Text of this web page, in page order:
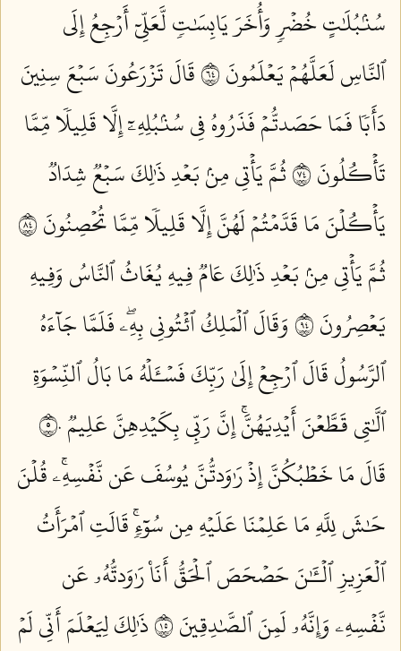
سُنۢبُلَٰتٍ خُضۡرٖ وَأُخَرَ يَابِسَٰتٖ لَّعَلِّيٓ أَرۡجِعُ إِلَى
ٱلنَّاسِ لَعَلَّهُمۡ يَعۡلَمُونَ ٤٦
قَالَ تَزۡرَعُونَ سَبۡعَ سِنِينَ
دَأَبٗا فَمَا حَصَدتُّمۡ فَذَرُوهُ فِي سُنۢبُلِهِۦٓ إِلَّا قَلِيلٗا مِّمَّا
تَأۡكُلُونَ ٤٧
ثُمَّ يَأۡتِي مِنۢ بَعۡدِ ذَٰلِكَ سَبۡعٞ شِدَادٞ
يَأۡكُلۡنَ مَا قَدَّمۡتُمۡ لَهُنَّ إِلَّا قَلِيلٗا مِّمَّا تُحۡصِنُونَ ٤٨
ثُمَّ يَأۡتِي مِنۢ بَعۡدِ ذَٰلِكَ عَامٞ فِيهِ يُغَاثُ ٱلنَّاسُ وَفِيهِ
يَعۡصِرُونَ ٤٩
وَقَالَ ٱلۡمَلِكُ ٱئۡتُونِي بِهِۦۖ فَلَمَّا جَآءَهُ
ٱلرَّسُولُ قَالَ ٱرۡجِعۡ إِلَىٰ رَبِّكَ فَسۡـَٔلۡهُ مَا بَالُ ٱلنِّسۡوَةِ
ٱلَّٰتِي قَطَّعۡنَ أَيۡدِيَهُنَّۚ إِنَّ رَبِّي بِكَيۡدِهِنَّ عَلِيمٞ ٥٠
قَالَ مَا خَطۡبُكُنَّ إِذۡ رَٰوَدتُّنَّ يُوسُفَ عَن نَّفۡسِهِۦۚ قُلۡنَ
حَٰشَ لِلَّهِ مَا عَلِمۡنَا عَلَيۡهِ مِن سُوٓءٖۚ قَالَتِ ٱمۡرَأَتُ
ٱلۡعَزِيزِ ٱلۡـَٰٔنَ حَصۡحَصَ ٱلۡحَقُّ أَنَا۠ رَٰوَدتُّهُۥ عَن
نَّفۡسِهِۦ وَإِنَّهُۥ لَمِنَ ٱلصَّٰدِقِينَ ٥١
ذَٰلِكَ لِيَعۡلَمَ أَنِّي لَمۡ